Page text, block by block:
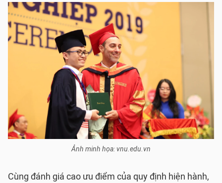
Ảnh minh họa: vnu.edu.vn
Cùng đánh giá cao ưu điểm của quy định hiện hành,